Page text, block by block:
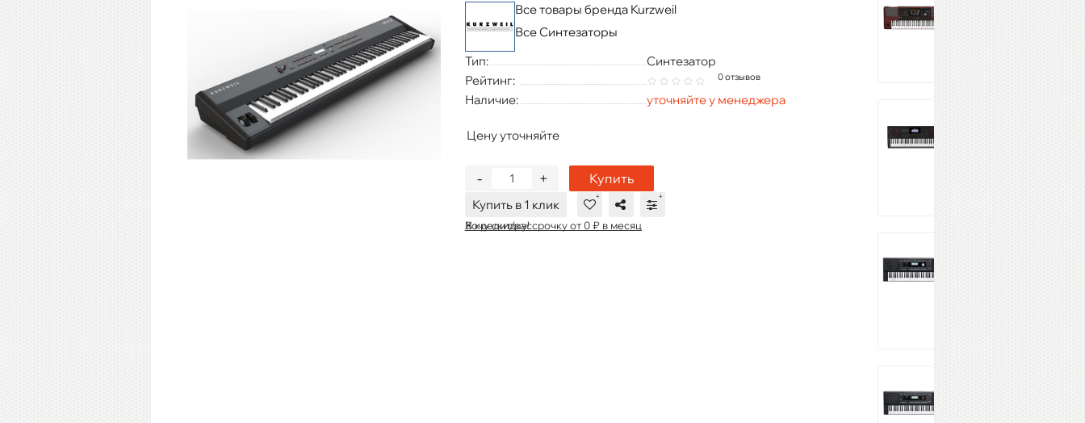
Все товары бренда Kurzweil
Все Синтезаторы
Тип:
Синтезатор
Рейтинг:
0 отзывов
Наличие: уточняйте у менеджера
Цену уточняйте
+
- Купить
Купить в 1 клик
В кредит/рассрочку от 0 ₽ в месяц
Хочу скидку!